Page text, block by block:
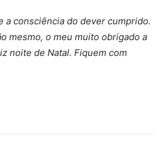
a consciência do dever cumprido.
mesmo, o meu muito obrigado a
noite de Natal. Fiquem com